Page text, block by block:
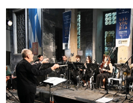
0
1
2